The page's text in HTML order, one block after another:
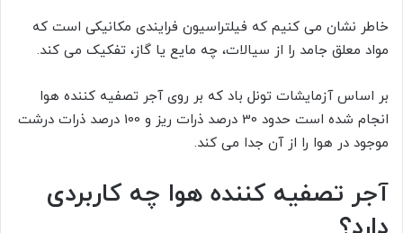
خاطر نشان می کنیم که فیلتراسیون فرایندی مکانیکی است که
مواد معلق جامد را از سیالات، چه مایع یا گاز، تفکیک می کند.
بر اساس آزمایشات تونل باد که بر روی آجر تصفیه کننده هوا
انجام شده است حدود 30 درصد ذرات ریز و 100 درصد ذرات درشت
موجود در هوا را از آن جدا می کند.
آجر تصفیه کننده هوا چه کاربردی